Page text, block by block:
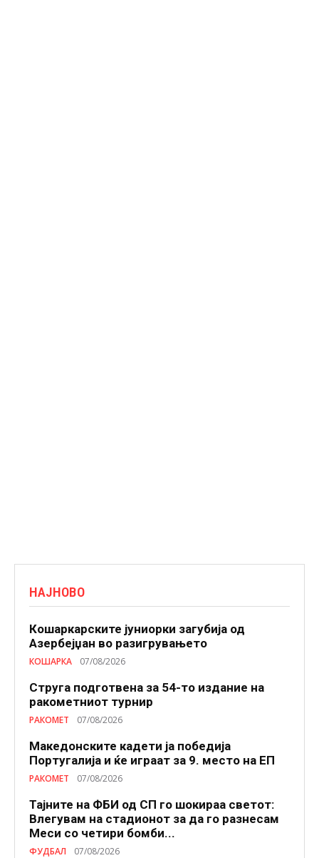
НАЈНОВО
Кошаркарските јуниорки загубија од
Азербејџан во разигрувањето
КОШАРКА 07/08/2026
Струга подготвена за 54-то издание на
ракометниот турнир
РАКОМЕТ 07/08/2026
Македонските кадети ја победија
Португалија и ќе играат за 9. место на ЕП
РАКОМЕТ 07/08/2026
Тајните на ФБИ од СП го шокираа светот:
Влегувам на стадионот за да го разнесам
Меси со четири бомби...
ФУДБАЛ 07/08/2026